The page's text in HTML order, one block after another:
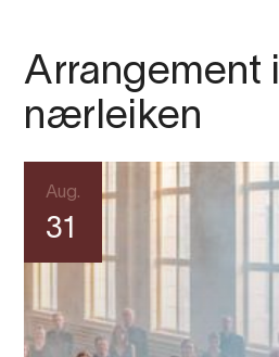
Arrangement i
nærleiken
Aug.
31